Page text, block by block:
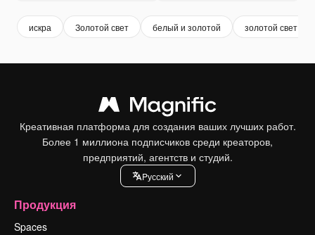
искра Золотой свет белый и золотой золотой свет
Креативная платформа для создания ваших лучших работ.
Более 1 миллиона подписчиков среди креаторов,
предприятий, агентств и студий.
Pусский
Продукция
Spaces